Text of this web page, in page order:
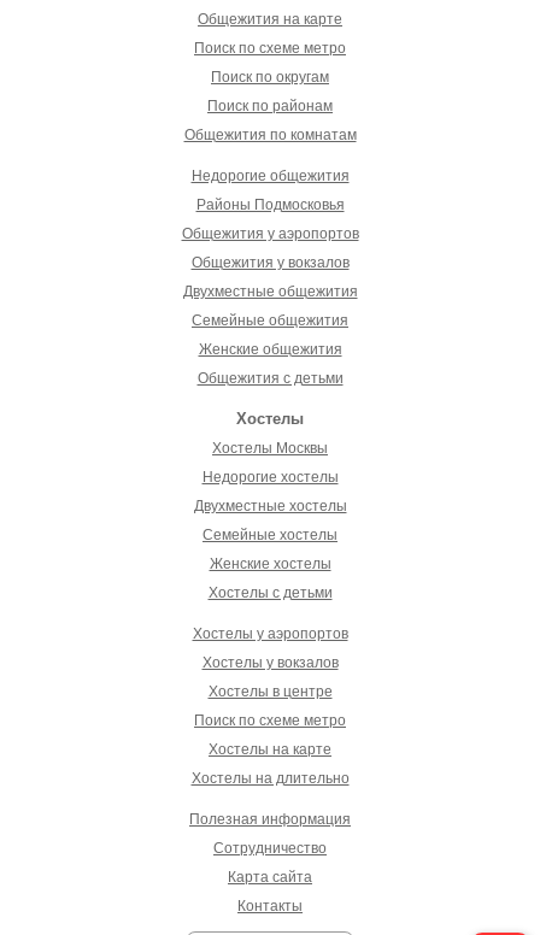
Общежития на карте
Поиск по схеме метро
Поиск по округам
Поиск по районам
Общежития по комнатам
Недорогие общежития
Районы Подмосковья
Общежития у аэропортов
Общежития у вокзалов
Двухместные общежития
Семейные общежития
Женские общежития
Общежития с детьми
Хостелы
Хостелы Москвы
Недорогие хостелы
Двухместные хостелы
Семейные хостелы
Женские хостелы
Хостелы с детьми
Хостелы у аэропортов
Хостелы у вокзалов
Хостелы в центре
Поиск по схеме метро
Хостелы на карте
Хостелы на длительно
Полезная информация
Сотрудничество
Карта сайта
Контакты